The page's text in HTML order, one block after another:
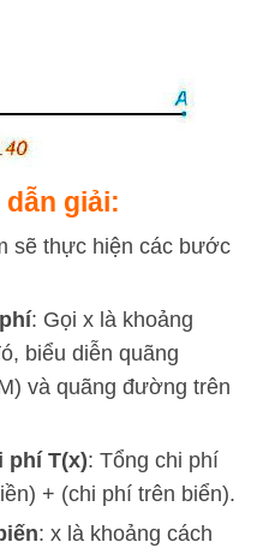
giải:
sẽ thực hiện các bước
: Gọi x là khoảng
biểu diễn quãng
và quãng đường trên
phí T(x): Tổng chi phí
+ (chi phí trên biển).
: x là khoảng cách